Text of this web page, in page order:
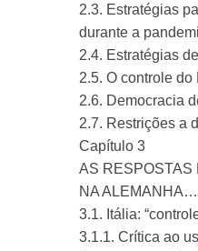
2.3. Estratégias
durante a
2.4. Estratégias
2.5. O controle
2.6.
2.7. Restrições
Capítulo 3
AS RESPOSTAS
NA
3.1. Itália:
3.1.1. Crítica ao